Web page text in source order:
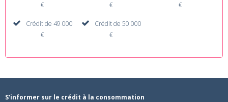
€
€
€
Crédit de 49 000
€
Crédit de 50 000
€
S'informer sur le crédit à la consommation